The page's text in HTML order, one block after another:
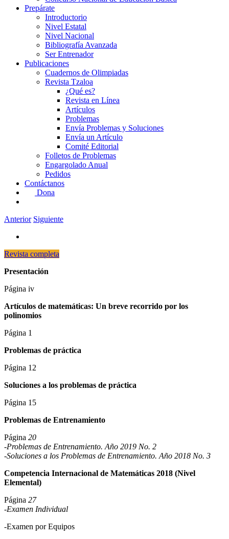
Prepárate
Introductorio
Nivel Estatal
Nivel Nacional
Bibliografía Avanzada
Ser Entrenador
Publicaciones
Cuadernos de Olimpiadas
Revista Tzaloa
¿Qué es?
Revista en Línea
Artículos
Problemas
Envía Problemas y Soluciones
Envía un Artículo
Comité Editorial
Folletos de Problemas
Engargolado Anual
Pedidos
Contáctanos
Dona
Anterior Siguiente
Revista completa
Presentación
Página iv
Artículos de matemáticas: Un breve recorrido por los
polinomios
Página 1
Problemas de práctica
Página 12
Soluciones a los problemas de práctica
Página 15
Problemas de Entrenamiento
Página 20
-Problemas de Entrenamiento. Año 2019 No. 2
-Soluciones a los Problemas de Entrenamiento. Año 2018 No. 3
Competencia Internacional de Matemáticas 2018 (Nivel
Elemental)
Página 27
-Examen Individual
-Examen por Equipos